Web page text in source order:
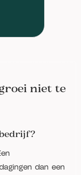
niet te
dan een